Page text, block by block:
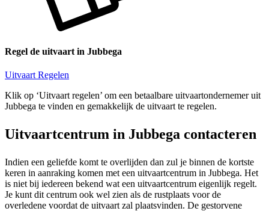
Regel de uitvaart in Jubbega
Uitvaart Regelen
Klik op ‘Uitvaart regelen’ om een betaalbare uitvaartondernemer uit
Jubbega te vinden en gemakkelijk de uitvaart te regelen.
Uitvaartcentrum in Jubbega contacteren
Indien een geliefde komt te overlijden dan zul je binnen de kortste
keren in aanraking komen met een uitvaartcentrum in Jubbega. Het
is niet bij iedereen bekend wat een uitvaartcentrum eigenlijk regelt.
Je kunt dit centrum ook wel zien als de rustplaats voor de
overledene voordat de uitvaart zal plaatsvinden. De gestorvene